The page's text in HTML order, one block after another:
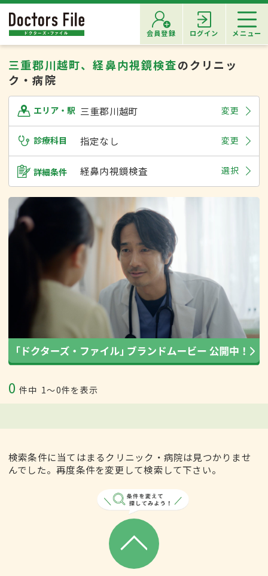
会員登録 ログイン メニュー
三重郡川越町、経鼻内視鏡検査のクリニッ
ク・病院
エリア・駅 三重郡川越町 変更
診療科目 指定なし 変更
詳細条件 経鼻内視鏡検査 選択
0 件中 1〜0件を表示
検索条件に当てはまるクリニック・病院は見つかりませ
んでした。再度条件を変更して検索して下さい。